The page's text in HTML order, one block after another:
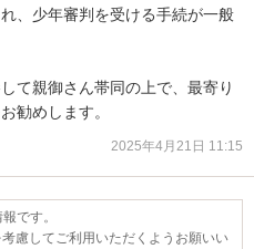
、少年審判を受ける手続が一般
て親御さん帯同の上で、最寄り
勧めします。
2025年4月21日 11:15
です。
慮してご利用いただくようお願いい